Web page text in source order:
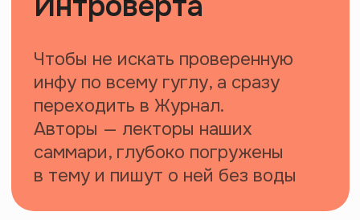
Эпидемия стыда: как кринж управляет